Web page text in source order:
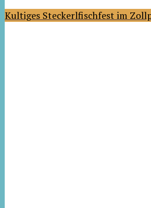
Kultiges Steckerlfischfest im